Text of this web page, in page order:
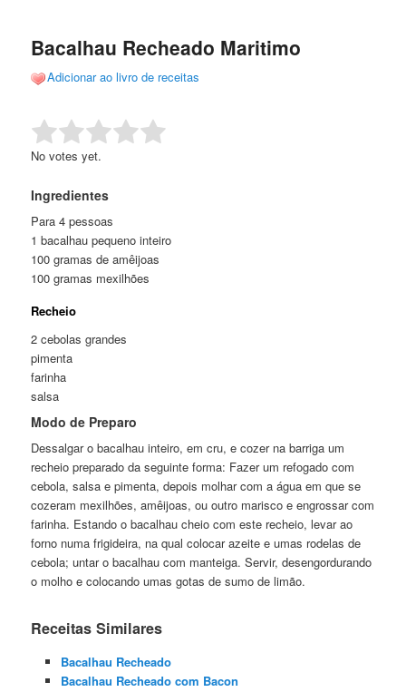
conteúdo
conteúdo
Bacalhau Recheado Maritimo
Adicionar ao livro de receitas
Rate this item: Submit Rating
No votes yet.
Ingredientes
Para 4 pessoas
1 bacalhau pequeno inteiro
100 gramas de amêijoas
100 gramas mexilhões
Recheio
2 cebolas grandes
pimenta
farinha
salsa
Modo de Preparo
Dessalgar o bacalhau inteiro, em cru, e cozer na barriga um
recheio preparado da seguinte forma: Fazer um refogado com
cebola, salsa e pimenta, depois molhar com a água em que se
cozeram mexilhões, amêijoas, ou outro marisco e engrossar com
farinha. Estando o bacalhau cheio com este recheio, levar ao
forno numa frigideira, na qual colocar azeite e umas rodelas de
cebola; untar o bacalhau com manteiga. Servir, desengordurando
o molho e colocando umas gotas de sumo de limão.
Receitas Similares
Bacalhau Recheado
Bacalhau Recheado com Bacon